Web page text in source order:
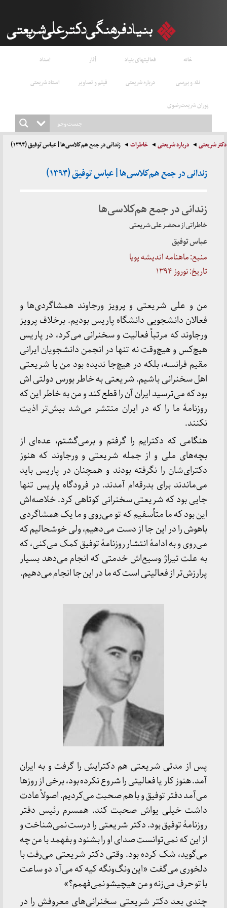
خانه فعالیتهای بنیاد آثار
اسناد
نقد و بررسی
درباره شریعتی فیلم و تصاویر
استاد شریعتی
پوران شریعت‌رضوی
دکتر شریعتی درباره شریعتی خاطرات زندانی در جمع هم‌کلاسی‌ها | عباس توفیق (۱۳۹۴)
زندانی در جمع هم‌کلاسی‌ها | عباس توفیق (۱۳۹۴)
زندانی در جمع هم‌کلاسی‌ها
خاطراتی از محضر علی شریعتی
عباس توفیق
منبع: ماهنامه اندیشه پویا
تاریخ: نوروز ۱۳۹۴
من و علی شریعتی و پرویز ورجاوند همشاگردی‌ها و
فعالان دانشجویی دانشگاه پاریس بودیم. برخلاف پرویز
ورجاوند که مرتباً فعالیت و سخنرانی می‌کرد، در پاریس
هیچ‌کس و هیچ‌وقت نه تنها در انجمن دانشجویان ایرانی
مقیم فرانسه، بلکه در هیچ‌جا ندیده بود من یا شریعتی
اهل سخنرانی باشیم. شریعتی به خاطر بورس دولتی اش
بود که می‌ترسید ایران آن را قطع کند و من به خاطر این که
روزنامهٔ ما را که در ایران منتشر می‌شد بیش‌تر اذیت
نکنند.
هنگامی که دکترایم را گرفتم و برمی‌گشتم، عده‌ای از
بچه‌های ملی و از جمله شریعتی و ورجاوند که هنوز
دکترای‌شان را نگرفته بودند و همچنان در پاریس باید
می‌ماندند برای بدرقه‌ام آمدند. در فرودگاه پاریس تنها
جایی بود که شریعتی سخنرانی کوتاهی کرد. خلاصه‌اش
این بود که ما متأسفیم که تو می‌روی و ما یک همشاگردی
باهوش را در این جا از دست می‌دهیم، ولی خوشحالیم که
می‌روی و به ادامهٔ انتشار روزنامهٔ توفیق کمک می‌کنی، که
به علت تیراژ وسیع‌اش خدمتی که انجام می‌دهد بسیار
پرارزش‌تر از فعالیتی است که ما در این جا انجام می‌دهیم.
پس از مدتی شریعتی هم دکترایش را گرفت و به ایران
آمد. هنوز کار یا فعالیتی را شروع نکرده بود، برخی از روزها
می‌آمد دفتر توفیق و با هم صحبت می‌کردیم. اصولاً عادت
داشت خیلی یواش صحبت کند. همسرم رئیس دفتر
روزنامهٔ توفیق بود. دکتر شریعتی را درست نمی‌شناخت و
از این که نمی‌توانست صدای او را بشنود و بفهمد با من چه
می‌گوید، شک کرده بود. وقتی دکتر شریعتی می‌رفت با
دلخوری می‌گفت «این ونگ‌ونگه کیه که می‌آد دو ساعت
با تو حرف می‌زنه و من هیچیشو نمی‌فهمم؟»
چندی بعد دکتر شریعتی سخنرانی‌های معروفش را در